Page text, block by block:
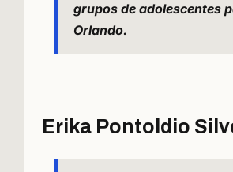
grupos de adolescentes
Orlando.
Erika Pontoldio